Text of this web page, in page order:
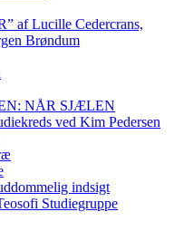
af Lucille Cedercrans,
Brøndum
NÅR SJÆLEN
ved Kim Pedersen
indsigt
Studiegruppe